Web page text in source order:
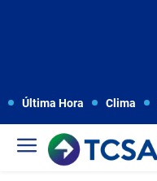
Última Hora Clima